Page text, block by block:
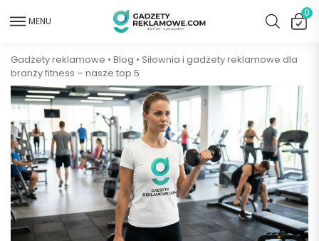
MENU
0
Gadżety reklamowe • Blog • Siłownia i gadżety reklamowe dla
branży fitness – nasze top 5